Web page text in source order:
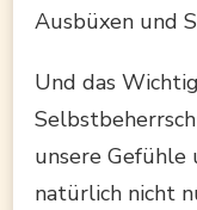
Ausbüxen und
Und das
unsere
natürlich nicht